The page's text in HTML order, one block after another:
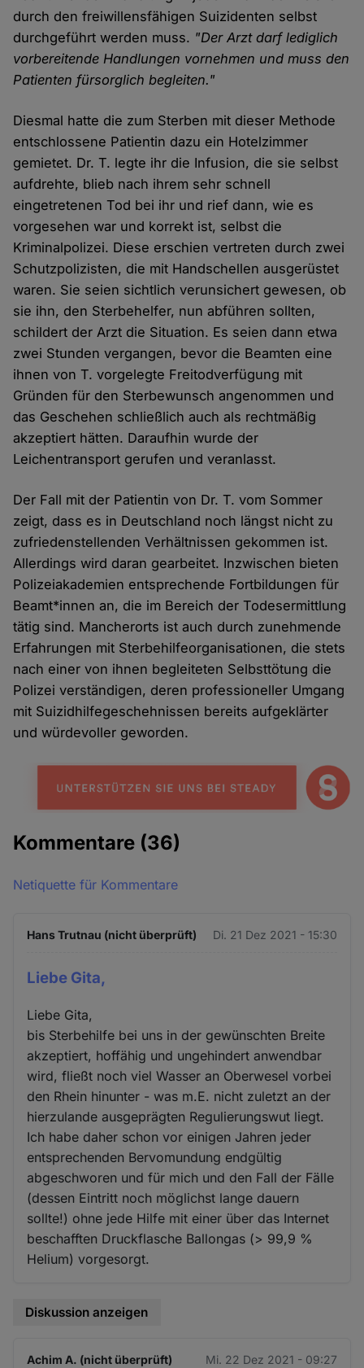
durch den freiwillensfähigen Suizidenten selbst
durchgeführt werden muss. "Der Arzt darf lediglich
vorbereitende Handlungen vornehmen und muss den
Patienten fürsorglich begleiten."
Diesmal hatte die zum Sterben mit dieser Methode
entschlossene Patientin dazu ein Hotelzimmer
gemietet. Dr. T. legte ihr die Infusion, die sie selbst
aufdrehte, blieb nach ihrem sehr schnell
eingetretenen Tod bei ihr und rief dann, wie es
vorgesehen war und korrekt ist, selbst die
Kriminalpolizei. Diese erschien vertreten durch zwei
Schutzpolizisten, die mit Handschellen ausgerüstet
waren. Sie seien sichtlich verunsichert gewesen, ob
sie ihn, den Sterbehelfer, nun abführen sollten,
schildert der Arzt die Situation. Es seien dann etwa
zwei Stunden vergangen, bevor die Beamten eine
ihnen von T. vorgelegte Freitodverfügung mit
Gründen für den Sterbewunsch angenommen und
das Geschehen schließlich auch als rechtmäßig
akzeptiert hätten. Daraufhin wurde der
Leichentransport gerufen und veranlasst.
Der Fall mit der Patientin von Dr. T. vom Sommer
zeigt, dass es in Deutschland noch längst nicht zu
zufriedenstellenden Verhältnissen gekommen ist.
Allerdings wird daran gearbeitet. Inzwischen bieten
Polizeiakademien entsprechende Fortbildungen für
Beamt*innen an, die im Bereich der Todesermittlung
tätig sind. Mancherorts ist auch durch zunehmende
Erfahrungen mit Sterbehilfeorganisationen, die stets
nach einer von ihnen begleiteten Selbsttötung die
Polizei verständigen, deren professioneller Umgang
mit Suizidhilfegeschehnissen bereits aufgeklärter
und würdevoller geworden.
Kommentare (36)
Netiquette für Kommentare
Hans Trutnau (nicht überprüft) Di. 21 Dez 2021 - 15:30
Liebe Gita,
Liebe Gita,
bis Sterbehilfe bei uns in der gewünschten Breite
akzeptiert, hoffähig und ungehindert anwendbar
wird, fließt noch viel Wasser an Oberwesel vorbei
den Rhein hinunter - was m.E. nicht zuletzt an der
hierzulande ausgeprägten Regulierungswut liegt.
Ich habe daher schon vor einigen Jahren jeder
entsprechenden Bervomundung endgültig
abgeschworen und für mich und den Fall der Fälle
(dessen Eintritt noch möglichst lange dauern
sollte!) ohne jede Hilfe mit einer über das Internet
beschafften Druckflasche Ballongas (> 99,9 %
Helium) vorgesorgt.
Diskussion anzeigen
Achim A. (nicht überprüft) Mi. 22 Dez 2021 - 09:27